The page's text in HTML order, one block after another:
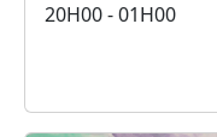
20H00 - 01H00